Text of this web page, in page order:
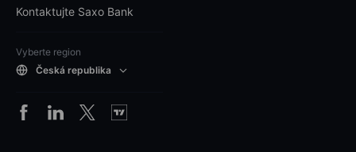
Kontaktujte Saxo Bank
Vyberte region
Česká republika